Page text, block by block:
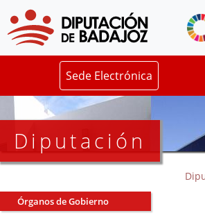
Sede Electrónica
Diputación
Órganos de Gobierno